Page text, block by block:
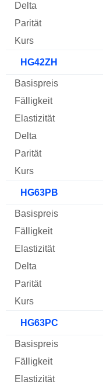
HG42ZH
HG63PB
HG63PC